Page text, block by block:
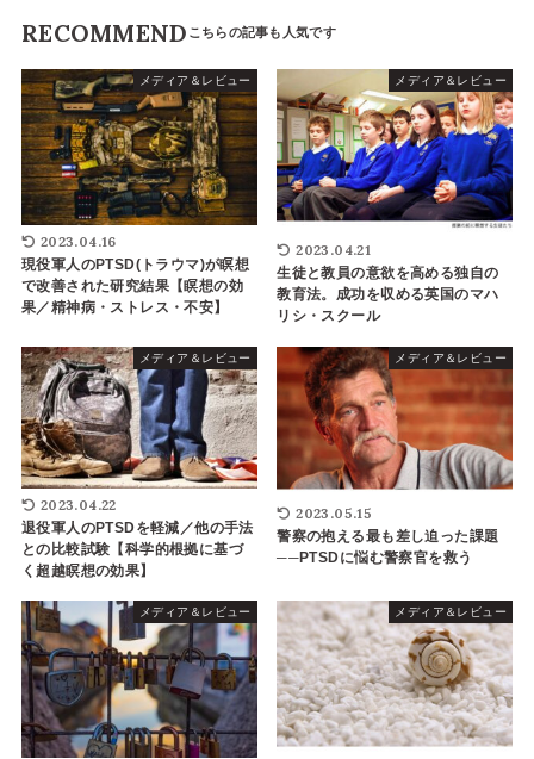
RECOMMEND
メディア＆レビュー
2023.04.16
現役軍人のPTSD(トラウマ)が瞑想
で改善された研究結果【瞑想の効
果／精神病・ストレス・不安】
メディア＆レビュー
2023.04.21
生徒と教員の意欲を高める独自の
教育法。成功を収める英国のマハ
リシ・スクール
メディア＆レビュー
2023.04.22
退役軍人のPTSDを軽減／他の手法
との比較試験【科学的根拠に基づ
く超越瞑想の効果】
メディア＆レビュー
2023.05.15
警察の抱える最も差し迫った課題
──PTSDに悩む警察官を救う
メディア＆レビュー メディア＆レビュー